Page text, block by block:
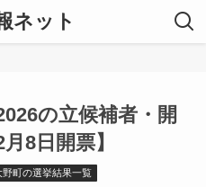
ネット
の立候補者・開
8日開票】
野町の選挙結果一覧